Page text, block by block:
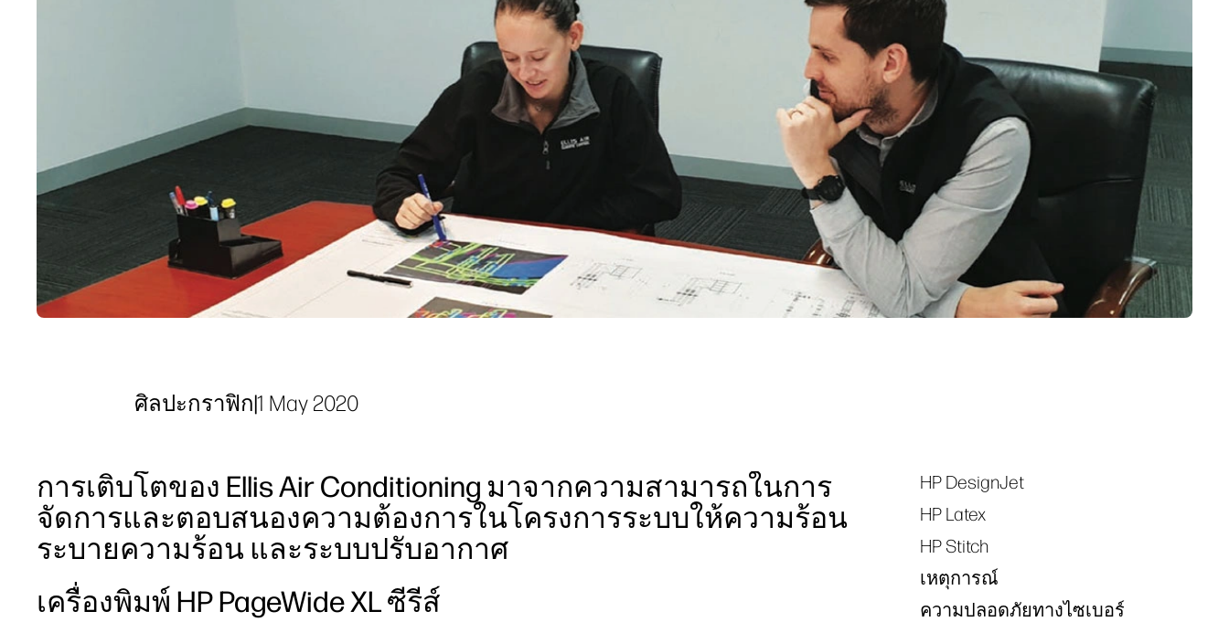
ศิลปะกราฟิก|1 May 2020
การเติบโตของ Ellis Air Conditioning มาจากความสามารถในการ
จัดการและตอบสนองความต้องการในโครงการระบบให้ความร้อน
ระบายความร้อน และระบบปรับอากาศ
เครื่องพิมพ์ HP PageWide XL ซีรีส์
Tags
HP DesignJet
HP Latex
HP Stitch
เหตุการณ์
ความปลอดภัยทางไซเบอร์